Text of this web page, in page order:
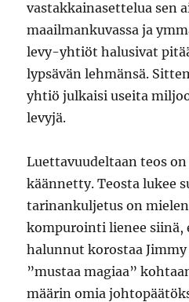
vastakkainasettelua sen
maailmankuvassa ja
levy-yhtiöt halusivat
lypsävän lehmänsä.
yhtiö julkaisi useita
levyjä.
Luettavuudeltaan teos
käännetty. Teosta lukee
tarinankuljetus on
kompurointi lienee
halunnut korostaa
”mustaa magiaa”
määrin omia